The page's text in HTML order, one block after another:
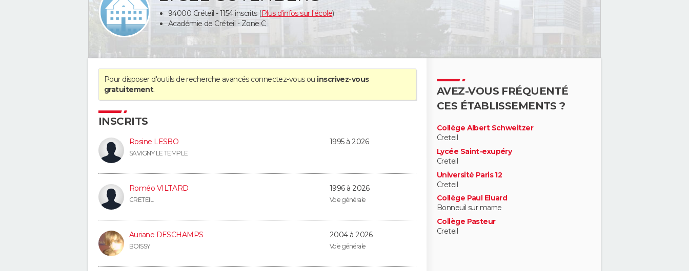
94000 Créteil - 1154 inscrits (Plus d'infos sur l'école)
Académie de Créteil - Zone C
Pour disposer d'outils de recherche avancés connectez-vousou inscrivez-vous
gratuitement.
INSCRITS
Rosine LESBO
SAVIGNY LE TEMPLE
1995 à 2026
Roméo VILTARD
CRETEIL
1996 à 2026
Voie générale
Auriane DESCHAMPS
BOISSY
2004 à 2026
Voie générale
AVEZ-VOUS FRÉQUENTÉ
CES ÉTABLISSEMENTS ?
Collège Albert Schweitzer
Creteil
Lycée Saint-exupéry
Creteil
Université Paris 12
Creteil
Collège Paul Eluard
Bonneuil sur marne
Collège Pasteur
Creteil